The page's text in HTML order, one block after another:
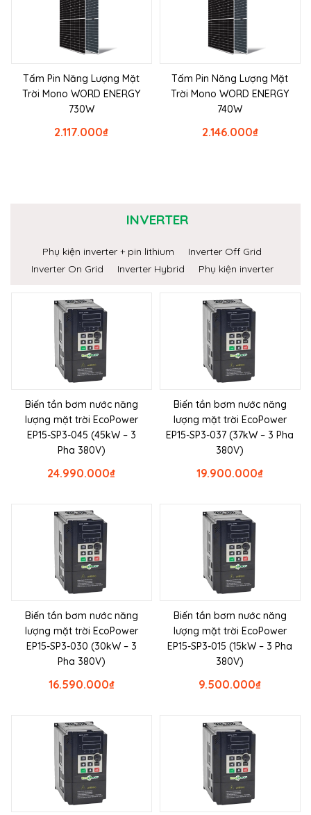
Tấm Pin Năng Lượng Mặt
Trời Mono WORD ENERGY
730W
₫
2.117.000
Tấm Pin Năng Lượng Mặt
Trời Mono WORD ENERGY
740W
₫
2.146.000
INVERTER
Phụ kiện inverter + pin lithium
Inverter Off Grid
Inverter On Grid
Inverter Hybrid Phụ kiện inverter
Biến tần bơm nước năng
lượng mặt trời EcoPower
EP15-SP3-045 (45kW – 3
Pha 380V)
₫
24.990.000
Biến tần bơm nước năng
lượng mặt trời EcoPower
EP15-SP3-037 (37kW – 3 Pha
380V)
₫
19.900.000
Biến tần bơm nước năng
lượng mặt trời EcoPower
EP15-SP3-030 (30kW – 3
Pha 380V)
₫
16.590.000
Biến tần bơm nước năng
lượng mặt trời EcoPower
EP15-SP3-015 (15kW – 3 Pha
380V)
₫
9.500.000